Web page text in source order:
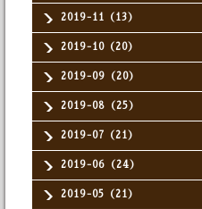
2019-11（13）
2019-10（20）
2019-09（20）
2019-08（25）
2019-07（21）
2019-06（24）
2019-05（21）